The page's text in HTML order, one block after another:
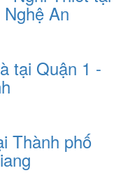
An
tại Quận 1 -
Thành phố